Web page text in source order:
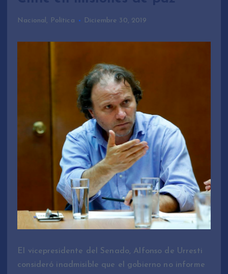
Nacional , Política Diciembre 30, 2019
El vicepresidente del Senado, Alfonso de Urresti
consideró inadmisible que el gobierno no informe